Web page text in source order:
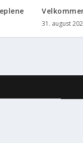
31. august